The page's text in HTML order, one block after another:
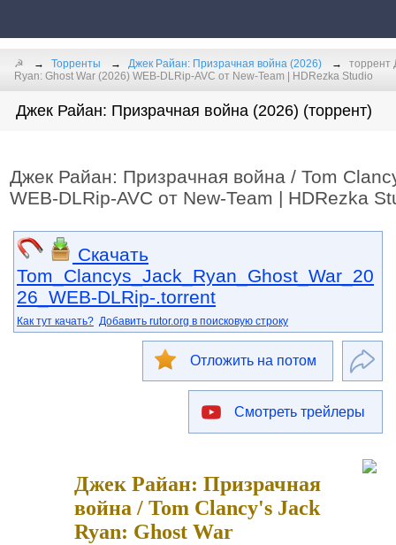
☭ Торренты Джек Райан: Призрачная война (2026)
торрент
Ryan: Ghost War (2026) WEB-DLRip-AVC от New-Team | HDRezka Studio
Джек Райан: Призрачная война (2026) (торрент)
Джек Райан: Призрачная война / Tom
WEB-DLRip-AVC от New-Team | HDRezka
Скачать
Tom_Clancys_Jack_Ryan_Ghost_War_20
26_WEB-DLRip-.torrent
Как тут качать? Добавить rutor.org в поисковую строку
Отложить на потом
Смотреть трейлеры
Джек Райан: Призрачная
война / Tom Clancy's Jack
Ryan: Ghost War